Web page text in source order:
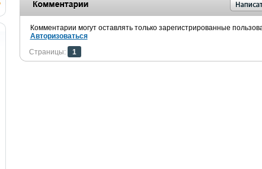
Комментарии могут оставлять только зарегистрированные
Авторизоваться
Страницы:
1